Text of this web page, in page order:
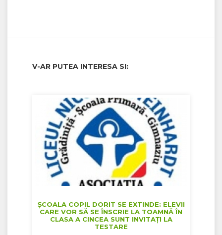
V-AR PUTEA INTERESA SI:
ȘCOALA COPIL DORIT SE EXTINDE: ELEVII
CARE VOR SĂ SE ÎNSCRIE LA TOAMNĂ ÎN
CLASA A CINCEA SUNT INVITAȚI LA
TESTARE